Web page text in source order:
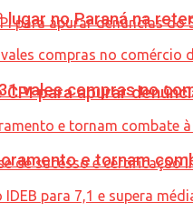
para apurar
no Paraná na
vales compras no
e tornam